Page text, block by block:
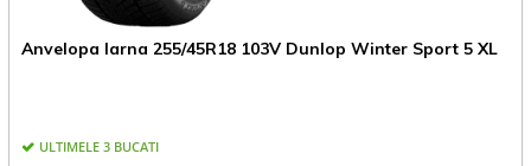
Anvelopa Iarna 255/45R18 103V Dunlop Winter Sport 5 XL
ULTIMELE 3 BUCATI